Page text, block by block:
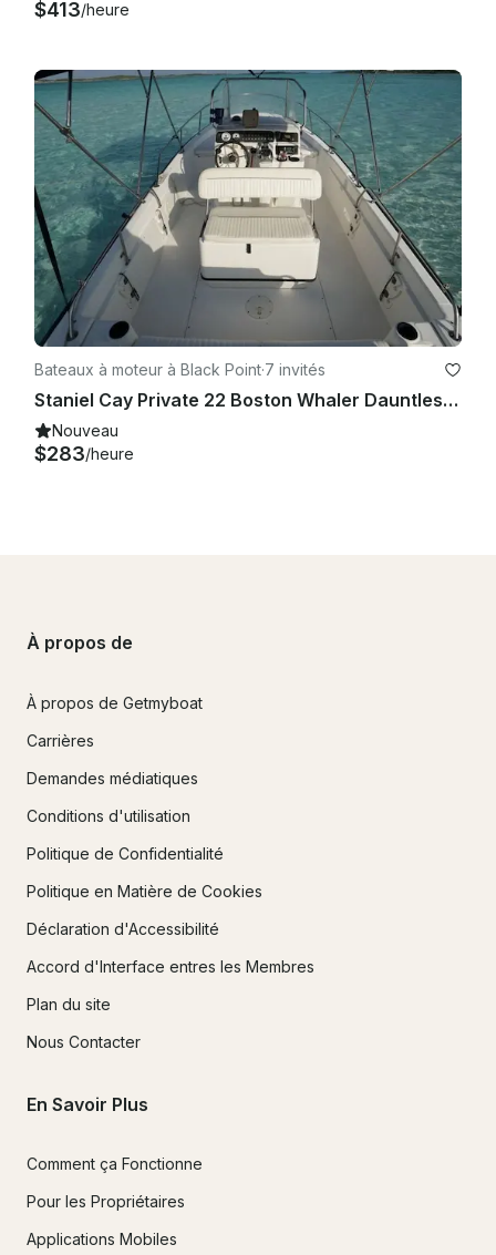
$413/heure
Bateaux à moteur à Black Point·7 invités
Staniel Cay Private 22 Boston Whaler Dauntless avec capitaine et compagnon jusqu'à 7 personnes
Nouveau
$283/heure
À propos de
À propos de Getmyboat
Carrières
Demandes médiatiques
Conditions d'utilisation
Politique de Confidentialité
Politique en Matière de Cookies
Déclaration d'Accessibilité
Accord d'Interface entres les Membres
Plan du site
Nous Contacter
En Savoir Plus
Comment ça Fonctionne
Pour les Propriétaires
Applications Mobiles